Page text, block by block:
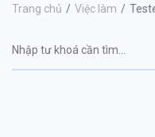
Trang chủ Việc làm